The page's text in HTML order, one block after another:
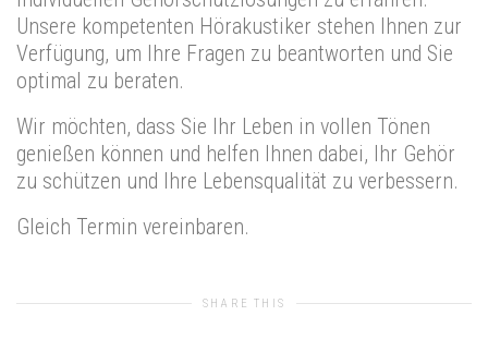
Unsere kompetenten Hörakustiker stehen Ihnen zur
Verfügung, um Ihre Fragen zu beantworten und Sie
optimal zu beraten.
Wir möchten, dass Sie Ihr Leben in vollen Tönen
genießen können und helfen Ihnen dabei, Ihr Gehör
zu schützen und Ihre Lebensqualität zu verbessern.
Gleich Termin vereinbaren.
SHARE THIS